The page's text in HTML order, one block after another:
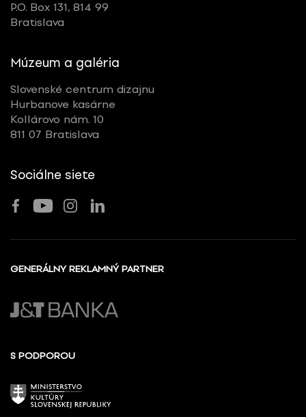
P.O. Box 131, 814 99
Bratislava
Múzeum a galéria
Slovenské centrum dizajnu
Hurbanove kasárne
Kollárovo nám. 10
811 07 Bratislava
Sociálne siete
GENERÁLNY REKLAMNÝ PARTNER
S PODPOROU